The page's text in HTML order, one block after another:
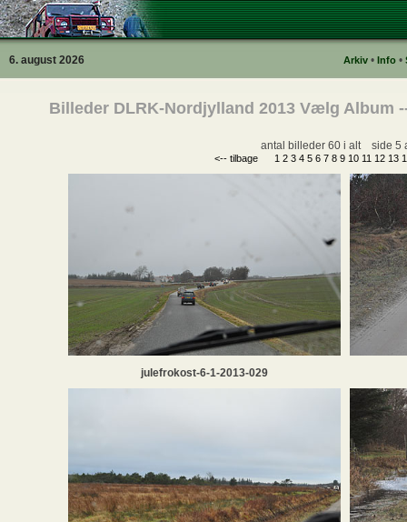
6. august 2026 Arkiv • Info •
Billeder DLRK-Nordjylland 2013 Vælg Album
antal billeder 60 i alt side 5
<-- tilbage 1 2 3 4 5 6 7 8 9 10 11 12 13
julefrokost-6-1-2013-029